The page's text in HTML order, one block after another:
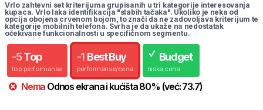
Vrlo zahtevni set kriterijuma grupisanih u tri kategorije interesovanja
kupaca. Vrlo laka identifikacija "slabih tačaka". Ukoliko je neka od
opcija obojena crvenom bojom, to znači da ne zadovoljava kriterijum te
kategorije mobilnih telefona. Svrha je da ukaže na nedostatak
očekivane funkcionalnosti u specifičnom segmentu.
-5 Top
top performanse
-1 Best Buy
performanse/cena
Budget
niska cena
Nema Odnos ekrana i kućišta80% (već:73.7)